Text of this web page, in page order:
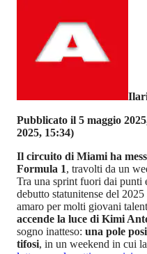
Pubblicato il 5 maggio
2025, 15:34)
Il circuito di Miami ha
Formula 1, travolti da un
Tra una sprint fuori dai punti
debutto statunitense del
amaro per molti giovani
accende la luce di Kimi
sogno inatteso: una pole
tifosi, in un weekend in cui la